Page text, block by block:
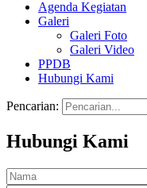
Agenda Kegiatan
Galeri
Galeri Foto
Galeri Video
PPDB
Hubungi Kami
Pencarian:
Hubungi Kami